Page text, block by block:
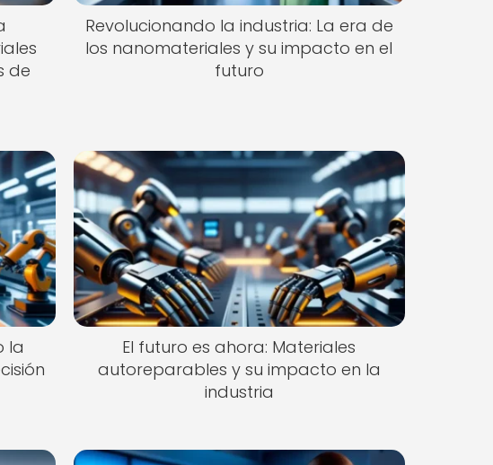
de
Revolucionando la industria: La era de
los nanomateriales y su impacto en el
futuro
la
El futuro es ahora: Materiales
autoreparables y su impacto en la
industria